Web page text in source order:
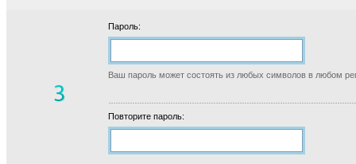
Пароль:
Ваш пароль может состоять из любых символов в любом
Повторите пароль: